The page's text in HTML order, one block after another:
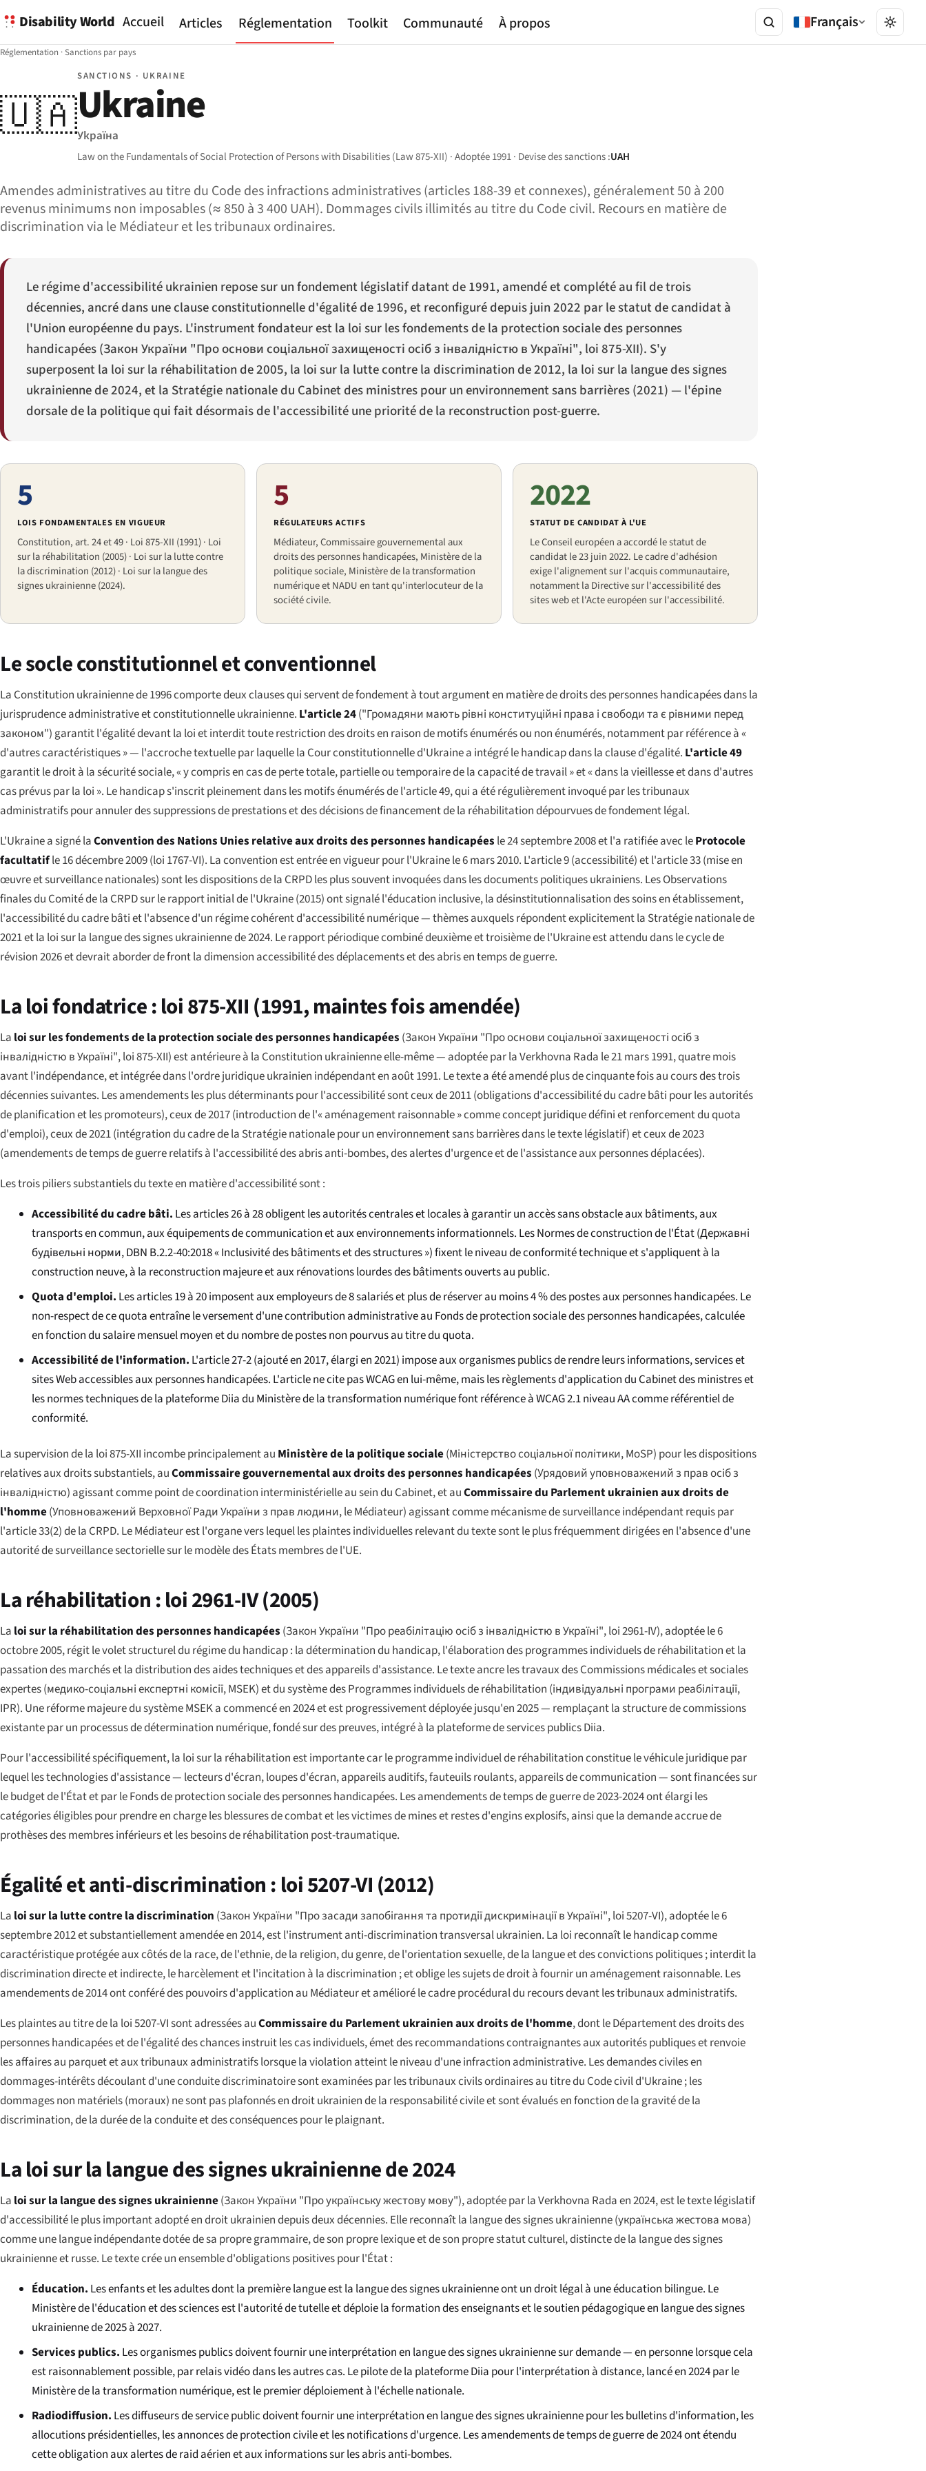
Disability World Accueil Articles Réglementation Toolkit Communauté À propos Français
Réglementation ·Sanctions par pays
🇺🇦
SANCTIONS · UKRAINE
Ukraine
Україна
Law on the Fundamentals of Social Protection of Persons with Disabilities (Law 875-XII) · Adoptée 1991 · Devise des sanctions :UAH
Amendes administratives au titre du Code des infractions administratives (articles 188-39 et connexes), généralement 50 à 200
revenus minimums non imposables (≈ 850 à 3 400 UAH). Dommages civils illimités au titre du Code civil. Recours en matière de
discrimination via le Médiateur et les tribunaux ordinaires.
Le régime d'accessibilité ukrainien repose sur un fondement législatif datant de 1991, amendé et complété au fil de trois
décennies, ancré dans une clause constitutionnelle d'égalité de 1996, et reconfiguré depuis juin 2022 par le statut de candidat à
l'Union européenne du pays. L'instrument fondateur est la loi sur les fondements de la protection sociale des personnes
handicapées (Закон України "Про основи соціальної захищеності осіб з інвалідністю в Україні", loi 875-XII). S'y
superposent la loi sur la réhabilitation de 2005, la loi sur la lutte contre la discrimination de 2012, la loi sur la langue des signes
ukrainienne de 2024, et la Stratégie nationale du Cabinet des ministres pour un environnement sans barrières (2021) — l'épine
dorsale de la politique qui fait désormais de l'accessibilité une priorité de la reconstruction post-guerre.
5
LOIS FONDAMENTALES EN VIGUEUR
Constitution, art. 24 et 49 · Loi 875-XII (1991) · Loi
sur la réhabilitation (2005) · Loi sur la lutte contre
la discrimination (2012) · Loi sur la langue des
signes ukrainienne (2024).
5
RÉGULATEURS ACTIFS
Médiateur, Commissaire gouvernemental aux
droits des personnes handicapées, Ministère de la
politique sociale, Ministère de la transformation
numérique et NADU en tant qu'interlocuteur de la
société civile.
2022
STATUT DE CANDIDAT À L'UE
Le Conseil européen a accordé le statut de
candidat le 23 juin 2022. Le cadre d'adhésion
exige l'alignement sur l'acquis communautaire,
notamment la Directive sur l'accessibilité des
sites web et l'Acte européen sur l'accessibilité.
Le socle constitutionnel et conventionnel
La Constitution ukrainienne de 1996 comporte deux clauses qui servent de fondement à tout argument en matière de droits des personnes handicapées dans la
jurisprudence administrative et constitutionnelle ukrainienne. L'article 24("Громадяни мають рівні конституційні права і свободи та є рівними перед
законом") garantit l'égalité devant la loi et interdit toute restriction des droits en raison de motifs énumérés ou non énumérés, notamment par référence à «
d'autres caractéristiques » — l'accroche textuelle par laquelle la Cour constitutionnelle d'Ukraine a intégré le handicap dans la clause d'égalité. L'article 49
garantit le droit à la sécurité sociale, « y compris en cas de perte totale, partielle ou temporaire de la capacité de travail » et « dans la vieillesse et dans d'autres
cas prévus par la loi ». Le handicap s'inscrit pleinement dans les motifs énumérés de l'article 49, qui a été régulièrement invoqué par les tribunaux
administratifs pour annuler des suppressions de prestations et des décisions de financement de la réhabilitation dépourvues de fondement légal.
L'Ukraine a signé laConvention des Nations Unies relative aux droits des personnes handicapées le 24 septembre 2008 et l'a ratifiée avec leProtocole
facultatifle 16 décembre 2009 (loi 1767-VI). La convention est entrée en vigueur pour l'Ukraine le 6 mars 2010. L'article 9 (accessibilité) et l'article 33 (mise en
œuvre et surveillance nationales) sont les dispositions de la CRPD les plus souvent invoquées dans les documents politiques ukrainiens. Les Observations
finales du Comité de la CRPD sur le rapport initial de l'Ukraine (2015) ont signalé l'éducation inclusive, la désinstitutionnalisation des soins en établissement,
l'accessibilité du cadre bâti et l'absence d'un régime cohérent d'accessibilité numérique — thèmes auxquels répondent explicitement la Stratégie nationale de
2021 et la loi sur la langue des signes ukrainienne de 2024. Le rapport périodique combiné deuxième et troisième de l'Ukraine est attendu dans le cycle de
révision 2026 et devrait aborder de front la dimension accessibilité des déplacements et des abris en temps de guerre.
La loi fondatrice : loi 875-XII (1991, maintes fois amendée)
La loi sur les fondements de la protection sociale des personnes handicapées (Закон України "Про основи соціальної захищеності осіб з
інвалідністю в Україні", loi 875-XII) est antérieure à la Constitution ukrainienne elle-même — adoptée par la Verkhovna Rada le 21 mars 1991, quatre mois
avant l'indépendance, et intégrée dans l'ordre juridique ukrainien indépendant en août 1991. Le texte a été amendé plus de cinquante fois au cours des trois
décennies suivantes. Les amendements les plus déterminants pour l'accessibilité sont ceux de 2011 (obligations d'accessibilité du cadre bâti pour les autorités
de planification et les promoteurs), ceux de 2017 (introduction de l'« aménagement raisonnable » comme concept juridique défini et renforcement du quota
d'emploi), ceux de 2021 (intégration du cadre de la Stratégie nationale pour un environnement sans barrières dans le texte législatif) et ceux de 2023
(amendements de temps de guerre relatifs à l'accessibilité des abris anti-bombes, des alertes d'urgence et de l'assistance aux personnes déplacées).
Les trois piliers substantiels du texte en matière d'accessibilité sont :
Accessibilité du cadre bâti. Les articles 26 à 28 obligent les autorités centrales et locales à garantir un accès sans obstacle aux bâtiments, aux
transports en commun, aux équipements de communication et aux environnements informationnels. Les Normes de construction de l'État (Державні
будівельні норми, DBN B.2.2-40:2018 « Inclusivité des bâtiments et des structures ») fixent le niveau de conformité technique et s'appliquent à la
construction neuve, à la reconstruction majeure et aux rénovations lourdes des bâtiments ouverts au public.
Quota d'emploi. Les articles 19 à 20 imposent aux employeurs de 8 salariés et plus de réserver au moins 4 % des postes aux personnes handicapées. Le
non-respect de ce quota entraîne le versement d'une contribution administrative au Fonds de protection sociale des personnes handicapées, calculée
en fonction du salaire mensuel moyen et du nombre de postes non pourvus au titre du quota.
Accessibilité de l'information. L'article 27-2 (ajouté en 2017, élargi en 2021) impose aux organismes publics de rendre leurs informations, services et
sites Web accessibles aux personnes handicapées. L'article ne cite pas WCAG en lui-même, mais les règlements d'application du Cabinet des ministres et
les normes techniques de la plateforme Diia du Ministère de la transformation numérique font référence à WCAG 2.1 niveau AA comme référentiel de
conformité.
La supervision de la loi 875-XII incombe principalement au Ministère de la politique sociale(Міністерство соціальної політики, MoSP) pour les dispositions
relatives aux droits substantiels, auCommissaire gouvernemental aux droits des personnes handicapées (Урядовий уповноважений з прав осіб з
інвалідністю) agissant comme point de coordination interministérielle au sein du Cabinet, et auCommissaire du Parlement ukrainien aux droits de
l'homme(Уповноважений Верховної Ради України з прав людини, le Médiateur) agissant comme mécanisme de surveillance indépendant requis par
l'article 33(2) de la CRPD. Le Médiateur est l'organe vers lequel les plaintes individuelles relevant du texte sont le plus fréquemment dirigées en l'absence d'une
autorité de surveillance sectorielle sur le modèle des États membres de l'UE.
La réhabilitation : loi 2961-IV (2005)
La loi sur la réhabilitation des personnes handicapées (Закон України "Про реабілітацію осіб з інвалідністю в Україні", loi 2961-IV), adoptée le 6
octobre 2005, régit le volet structurel du régime du handicap : la détermination du handicap, l'élaboration des programmes individuels de réhabilitation et la
passation des marchés et la distribution des aides techniques et des appareils d'assistance. Le texte ancre les travaux des Commissions médicales et sociales
expertes (медико-соціальні експертні комісії, MSEK) et du système des Programmes individuels de réhabilitation (індивідуальні програми реабілітації,
IPR). Une réforme majeure du système MSEK a commencé en 2024 et est progressivement déployée jusqu'en 2025 — remplaçant la structure de commissions
existante par un processus de détermination numérique, fondé sur des preuves, intégré à la plateforme de services publics Diia.
Pour l'accessibilité spécifiquement, la loi sur la réhabilitation est importante car le programme individuel de réhabilitation constitue le véhicule juridique par
lequel les technologies d'assistance — lecteurs d'écran, loupes d'écran, appareils auditifs, fauteuils roulants, appareils de communication — sont financées sur
le budget de l'État et par le Fonds de protection sociale des personnes handicapées. Les amendements de temps de guerre de 2023-2024 ont élargi les
catégories éligibles pour prendre en charge les blessures de combat et les victimes de mines et restes d'engins explosifs, ainsi que la demande accrue de
prothèses des membres inférieurs et les besoins de réhabilitation post-traumatique.
Égalité et anti-discrimination : loi 5207-VI (2012)
La loi sur la lutte contre la discrimination (Закон України "Про засади запобігання та протидії дискримінації в Україні", loi 5207-VI), adoptée le 6
septembre 2012 et substantiellement amendée en 2014, est l'instrument anti-discrimination transversal ukrainien. La loi reconnaît le handicap comme
caractéristique protégée aux côtés de la race, de l'ethnie, de la religion, du genre, de l'orientation sexuelle, de la langue et des convictions politiques ; interdit la
discrimination directe et indirecte, le harcèlement et l'incitation à la discrimination ; et oblige les sujets de droit à fournir un aménagement raisonnable. Les
amendements de 2014 ont conféré des pouvoirs d'application au Médiateur et amélioré le cadre procédural du recours devant les tribunaux administratifs.
Les plaintes au titre de la loi 5207-VI sont adressées auCommissaire du Parlement ukrainien aux droits de l'homme, dont le Département des droits des
personnes handicapées et de l'égalité des chances instruit les cas individuels, émet des recommandations contraignantes aux autorités publiques et renvoie
les affaires au parquet et aux tribunaux administratifs lorsque la violation atteint le niveau d'une infraction administrative. Les demandes civiles en
dommages-intérêts découlant d'une conduite discriminatoire sont examinées par les tribunaux civils ordinaires au titre du Code civil d'Ukraine ; les
dommages non matériels (moraux) ne sont pas plafonnés en droit ukrainien de la responsabilité civile et sont évalués en fonction de la gravité de la
discrimination, de la durée de la conduite et des conséquences pour le plaignant.
La loi sur la langue des signes ukrainienne de 2024
La loi sur la langue des signes ukrainienne(Закон України "Про українську жестову мову"), adoptée par la Verkhovna Rada en 2024, est le texte législatif
d'accessibilité le plus important adopté en droit ukrainien depuis deux décennies. Elle reconnaît la langue des signes ukrainienne (українська жестова мова)
comme une langue indépendante dotée de sa propre grammaire, de son propre lexique et de son propre statut culturel, distincte de la langue des signes
ukrainienne et russe. Le texte crée un ensemble d'obligations positives pour l'État :
Éducation. Les enfants et les adultes dont la première langue est la langue des signes ukrainienne ont un droit légal à une éducation bilingue. Le
Ministère de l'éducation et des sciences est l'autorité de tutelle et déploie la formation des enseignants et le soutien pédagogique en langue des signes
ukrainienne de 2025 à 2027.
Services publics. Les organismes publics doivent fournir une interprétation en langue des signes ukrainienne sur demande — en personne lorsque cela
est raisonnablement possible, par relais vidéo dans les autres cas. Le pilote de la plateforme Diia pour l'interprétation à distance, lancé en 2024 par le
Ministère de la transformation numérique, est le premier déploiement à l'échelle nationale.
Radiodiffusion. Les diffuseurs de service public doivent fournir une interprétation en langue des signes ukrainienne pour les bulletins d'information, les
allocutions présidentielles, les annonces de protection civile et les notifications d'urgence. Les amendements de temps de guerre de 2024 ont étendu
cette obligation aux alertes de raid aérien et aux informations sur les abris anti-bombes.